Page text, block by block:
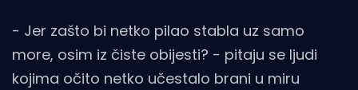
- Jer zašto bi netko pilao stabla uz samo
more, osim iz čiste obijesti? - pitaju se ljudi
kojima očito netko učestalo brani u miru